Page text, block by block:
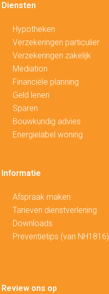
Diensten
Hypotheken
Verzekeringen particulier
Verzekeringen zakelijk
Mediation
Financiële planning
Geld lenen
Sparen
Bouwkundig advies
Energielabel woning
Informatie
Afspraak maken
Tarieven dienstverlening
Downloads
Preventietips (van NH1816)
Review ons op